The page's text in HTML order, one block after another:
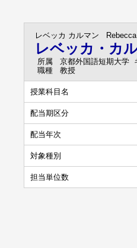
レベッカ カルマン
レベッカ・カ
所属
京都外国語短期大学
職種
教授
授業科目名
配当期区分
配当年次
対象種別
担当単位数